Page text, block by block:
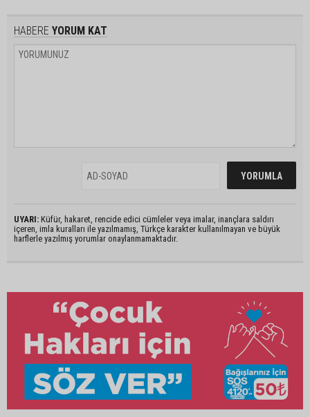
HABERE YORUM KAT
UYARI: Küfür, hakaret, rencide edici cümleler veya imalar, inançlara saldırı
içeren, imla kuralları ile yazılmamış, Türkçe karakter kullanılmayan ve büyük
harflerle yazılmış yorumlar onaylanmamaktadır.